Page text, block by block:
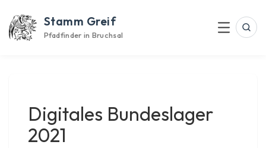
content
Stamm Greif
Pfadfinder in Bruchsal Menu
Digitales Bundeslager
2021